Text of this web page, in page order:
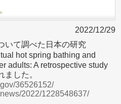
2022/12/29
いて調べた日本の研究
hot spring bathing and
adults: A retrospective study
した。
36526152/
2022/1228548637/